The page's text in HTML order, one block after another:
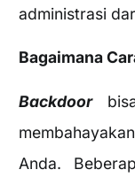
administrasi
Bagaimana
Backdoorbisa
Anda.